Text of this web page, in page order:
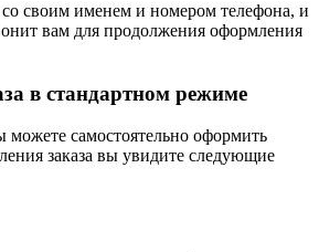
своим именем и номером телефона, и
вам для продолжения оформления
в стандартном режиме
можете самостоятельно оформить
заказа вы увидите следующие